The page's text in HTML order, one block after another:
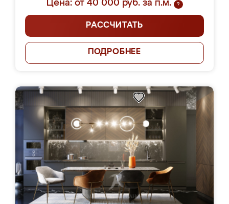
Цена: от 40 000 руб. за п.м.
?
РАССЧИТАТЬ
ПОДРОБНЕЕ